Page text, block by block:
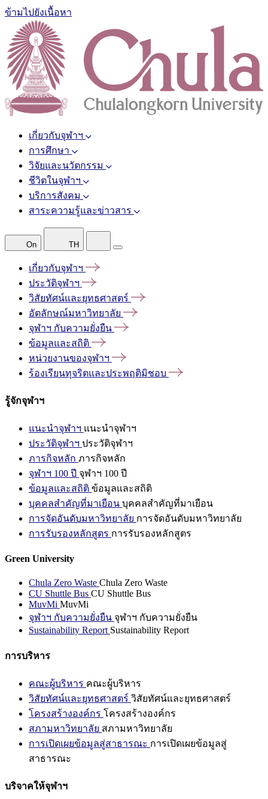
ข้ามไปยังเนื้อหา
เกี่ยวกับจุฬาฯ
การศึกษา
วิจัยและนวัตกรรม
ชีวิตในจุฬาฯ
บริการสังคม
สาระความรู้และข่าวสาร
On TH
เกี่ยวกับจุฬาฯ
ประวัติจุฬาฯ
วิสัยทัศน์และยุทธศาสตร์
อัตลักษณ์มหาวิทยาลัย
จุฬาฯ กับความยั่งยืน
ข้อมูลและสถิติ
หน่วยงานของจุฬาฯ
ร้องเรียนทุจริตและประพฤติมิชอบ
รู้จักจุฬาฯ
แนะนำจุฬาฯ แนะนำจุฬาฯ
ประวัติจุฬาฯ ประวัติจุฬาฯ
ภารกิจหลัก ภารกิจหลัก
จุฬาฯ 100 ปี จุฬาฯ 100 ปี
ข้อมูลและสถิติ ข้อมูลและสถิติ
บุคคลสำคัญที่มาเยือน บุคคลสำคัญที่มาเยือน
การจัดอันดับมหาวิทยาลัย การจัดอันดับมหาวิทยาลัย
การรับรองหลักสูตร การรับรองหลักสูตร
Green University
Chula Zero Waste Chula Zero Waste
CU Shuttle Bus CU Shuttle Bus
MuvMi MuvMi
จุฬาฯ กับความยั่งยืน จุฬาฯ กับความยั่งยืน
Sustainability Report Sustainability Report
การบริหาร
คณะผู้บริหาร คณะผู้บริหาร
วิสัยทัศน์และยุทธศาสตร์ วิสัยทัศน์และยุทธศาสตร์
โครงสร้างองค์กร โครงสร้างองค์กร
สภามหาวิทยาลัย สภามหาวิทยาลัย
การเปิดเผยข้อมูลสู่สาธารณะ การเปิดเผยข้อมูลสู่
สาธารณะ
บริจาคให้จุฬาฯ